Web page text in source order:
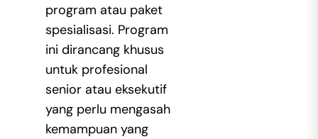
program atau paket
spesialisasi. Program
ini dirancang khusus
untuk profesional
senior atau eksekutif
yang perlu mengasah
kemampuan yang